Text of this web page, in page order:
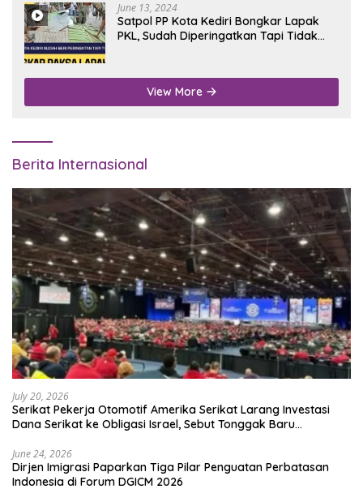
June 13, 2024
Satpol PP Kota Kediri Bongkar Lapak
PKL, Sudah Diperingatkan Tapi Tidak
View More
Berita Internasional
July 20, 2026
Serikat Pekerja Otomotif Amerika Serikat Larang Investasi
Dana Serikat ke Obligasi Israel, Sebut Tonggak Baru
June 24, 2026
Dirjen Imigrasi Paparkan Tiga Pilar Penguatan Perbatasan
Indonesia di Forum DGICM 2026